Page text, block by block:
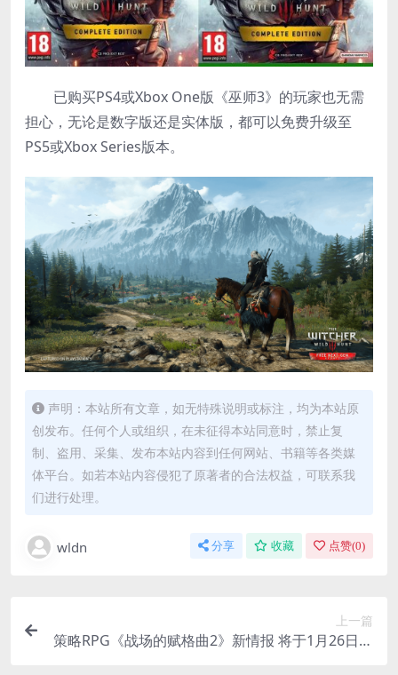
已购买PS4或Xbox One版《巫师3》的玩家也无需
担心，无论是数字版还是实体版，都可以免费升级至
PS5或Xbox Series版本。
声明：本站所有文章，如无特殊说明或标注，均为本站原
创发布。任何个人或组织，在未征得本站同意时，禁止复
制、盗用、采集、发布本站内容到任何网站、书籍等各类媒
体平台。如若本站内容侵犯了原著者的合法权益，可联系我
们进行处理。
wldn 分享 收藏 点赞(0)
上一篇
策略RPG《战场的赋格曲2》新情报 将于1月26日公